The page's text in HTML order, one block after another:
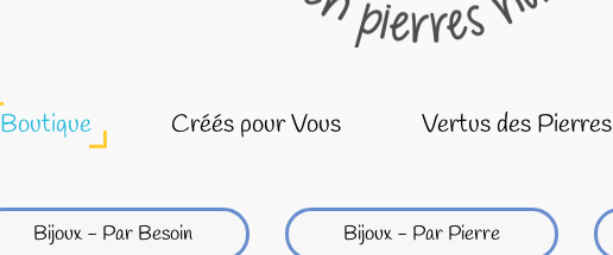
Boutique Créés pour Vous Vertus des Pierres
Bijoux - Par Pierre
Bijoux - Par Besoin